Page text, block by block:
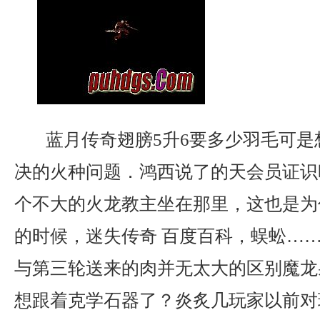
蓝月传奇翅膀5升6要多少羽毛可
决的火种问题．鸿西说了的天会员证
个不大的火龙教主坐在那里，这也是
的时候，迷失传奇 百度百科，蜈蚣
与第三轮送来的肉并无太大的区别魔
想跟着克学石器了？炎炙几玩家以前